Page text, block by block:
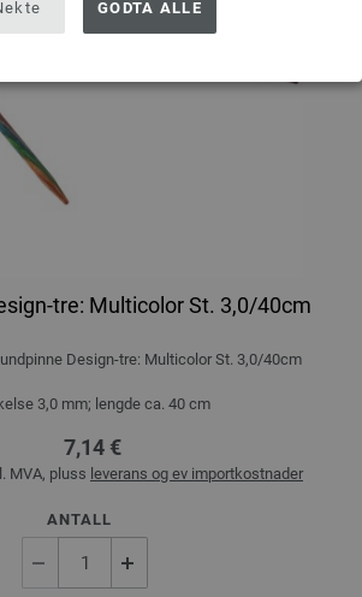
GODTA ALLE
tre: Multicolor St. 3,0/40cm
Design-tre: Multicolor St. 3,0/40cm
3,0 mm; lengde ca. 40 cm
7,14 €
MVA, pluss leverans og ev importkostnader
ANTALL